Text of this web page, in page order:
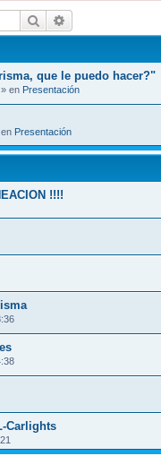
Buscar
que le puedo hacer?"
» en Presentación
Presentación
!!!!
Carlights